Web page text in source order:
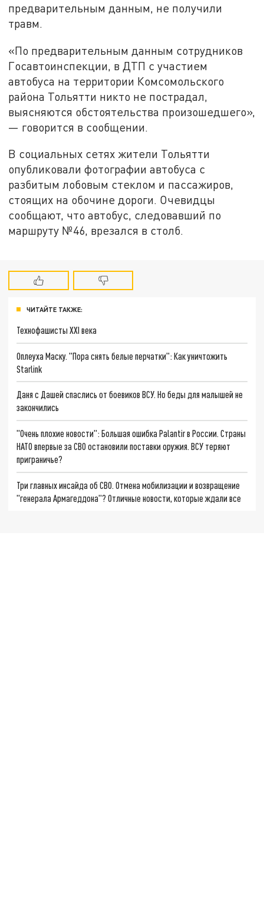
предварительным данным, не получили
травм.
«По предварительным данным сотрудников
Госавтоинспекции, в ДТП с участием
автобуса на территории Комсомольского
района Тольятти никто не пострадал,
выясняются обстоятельства произошедшего»,
— говорится в сообщении.
В социальных сетях жители Тольятти
опубликовали фотографии автобуса с
разбитым лобовым стеклом и пассажиров,
стоящих на обочине дороги. Очевидцы
сообщают, что автобус, следовавший по
маршруту №46, врезался в столб.
ЧИТАЙТЕ ТАКЖЕ:
Технофашисты XXI века
Оплеуха Маску. "Пора снять белые перчатки": Как уничтожить
Starlink
Даня с Дашей спаслись от боевиков ВСУ. Но беды для малышей не
закончились
"Очень плохие новости": Большая ошибка Palantir в России. Страны
НАТО впервые за СВО остановили поставки оружия. ВСУ теряют
приграничье?
Три главных инсайда об СВО. Отмена мобилизации и возвращение
"генерала Армагеддона"? Отличные новости, которые ждали все